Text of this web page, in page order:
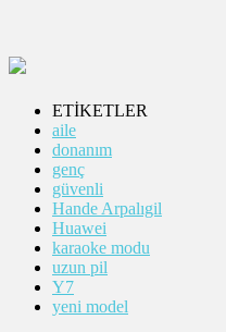
ETİKETLER
aile
donanım
genç
güvenli
Hande Arpalıgil
Huawei
karaoke modu
uzun pil
Y7
yeni model